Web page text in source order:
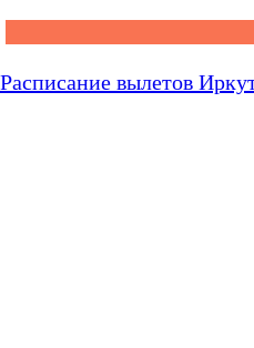
Расписание вылетов